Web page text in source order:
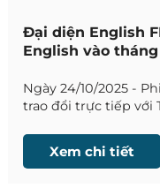
Đại diện English
English vào tháng
Ngày 24/10/2025 -
trao đổi trực tiếp với
Xem chi tiết